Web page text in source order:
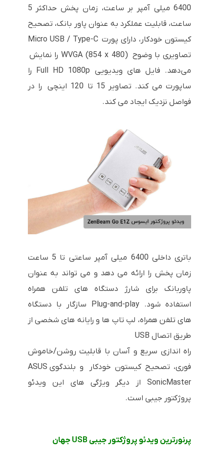
6400 میلی آمپر بر ساعت، زمان پخش حداکثر 5
ساعت، قابلیت عملکرد به عنوان پاور بانک، تصحیح
کیستون خودکار، دارای پورت Micro USB / Type-C
تصاویری با وضوح WVGA (854 x 480) را نمایش
می‌دهد. فایل های ویدیویی Full HD 1080p را
ساپورت می کند. تصاویر 15 تا 120 اینچی را در
فواصل نزدیک ایجاد می کند.
باتری داخلی 6400 میلی آمپر ساعتی تا 5 ساعت
زمان پخش را ارائه می دهد و می تواند به عنوان
پاوربانک برای شارژ دستگاه های تلفن همراه
استفاده شود. Plug-and-play سازگار با دستگاه
های تلفن همراه، لپ تاپ ها و رایانه های شخصی از
طریق اتصال USB
راه اندازی سریع و آسان با قابلیت روشن/خاموش
فوری، تصحیح کیستون خودکار و بلندگوی ASUS
SonicMaster از دیگر ویژگی های این ویدئو
پروژکتور جیبی است.
پرنورترین ویدئو پروژکتور جیبی USB جهان